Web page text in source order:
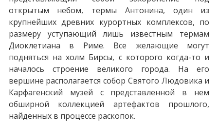
открытым небом, термы Антонина, один из
крупнейших древних курортных комплексов, по
размеру уступающий лишь известным термам
Диоклетиана в Риме. Все желающие могут
подняться на холм Бирсы, с которого когда-то и
началось строение великого города. На его
вершине располагается собор Святого Людовика и
Карфагенский музей с представленной в нем
обширной коллекцией артефактов прошлого,
найденных в процессе раскопок.